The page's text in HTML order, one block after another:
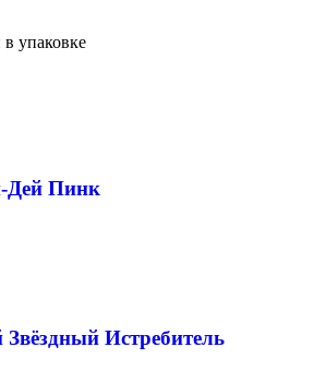
в упаковке
Дей Пинк
Истребитель